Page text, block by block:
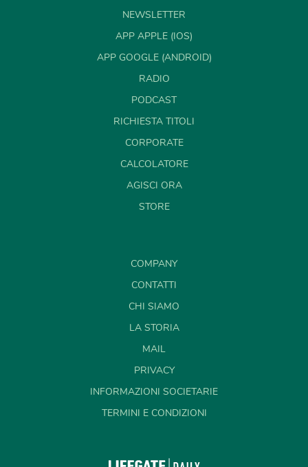
NEWSLETTER
APP APPLE (IOS)
APP GOOGLE (ANDROID)
RADIO
PODCAST
RICHIESTA TITOLI
CORPORATE
CALCOLATORE
AGISCI ORA
STORE
COMPANY
CONTATTI
CHI SIAMO
LA STORIA
MAIL
PRIVACY
INFORMAZIONI SOCIETARIE
TERMINI E CONDIZIONI